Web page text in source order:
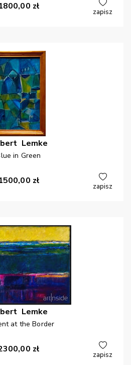
zł
zapisz
Lemke
in Green
zł
zapisz
Lemke
at the Border
zł
zapisz